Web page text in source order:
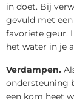
in doet. Bij
gevuld met
favoriete geur.
het water in je
Verdampen.
ondersteuning
een kom heet